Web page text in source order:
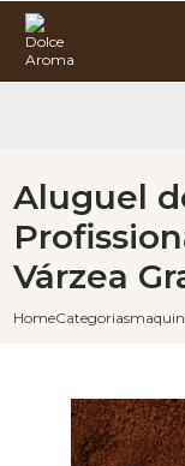
HomeCategorias
Aluguel
Várzea